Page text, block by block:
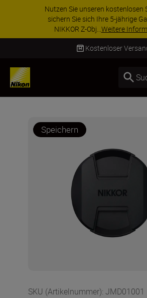
Nutzen Sie unseren kostenlosen
sichern Sie sich Ihre 5-jährige
NIKKOR Z-Obj...Weitere
Kostenloser
Speichern
SKU (Artikelnummer): JMD01001